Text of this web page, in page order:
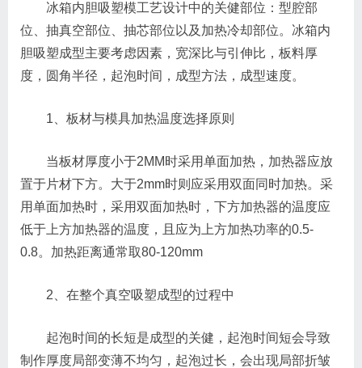
冰箱内胆吸塑模工艺设计中的关健部位：型腔部
位、抽真空部位、抽芯部位以及加热冷却部位。冰箱内
胆吸塑成型主要考虑因素，宽深比与引伸比，板料厚
度，圆角半径，起泡时间，成型方法，成型速度。
1、板材与模具加热温度选择原则
当板材厚度小于2MM时采用单面加热，加热器应放
置于片材下方。大于2mm时则应采用双面同时加热。采
用单面加热时，采用双面加热时，下方加热器的温度应
低于上方加热器的温度，且应为上方加热功率的0.5-
0.8。加热距离通常取80-120mm
2、在整个真空吸塑成型的过程中
起泡时间的长短是成型的关健，起泡时间短会导致
制作厚度局部变薄不均匀，起泡过长，会出现局部折皱